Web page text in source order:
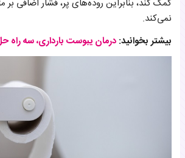
کمک کند، بنابراین روده‌های پر، فشار اضافی بر
نمی‌کند.
بیشتر بخوانید: درمان یبوست بارداری، سه راه